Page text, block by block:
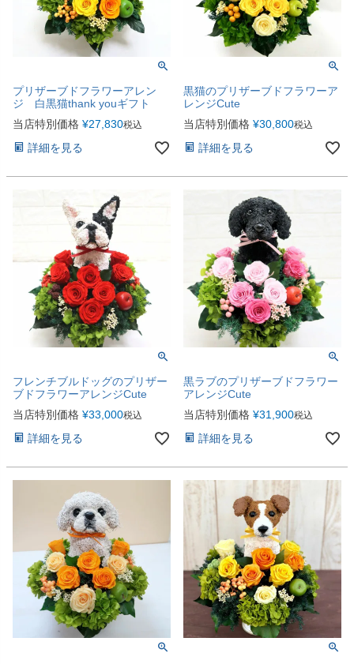
プリザーブドフラワーアレン
ジ 白黒猫thank youギフト
当店特別価格 ¥27,830税込
詳細を見る
黒猫のプリザーブドフラワーア
レンジCute
当店特別価格 ¥30,800税込
詳細を見る
フレンチブルドッグのプリザー
ブドフラワーアレンジCute
当店特別価格 ¥33,000税込
詳細を見る
黒ラブのプリザーブドフラワー
アレンジCute
当店特別価格 ¥31,900税込
詳細を見る